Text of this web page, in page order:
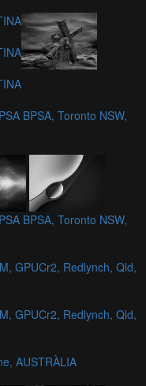
BPSA, Toronto NSW,
BPSA, Toronto NSW,
GPUCr2, Redlynch, Qld,
GPUCr2, Redlynch, Qld,
AUSTRÀLIA